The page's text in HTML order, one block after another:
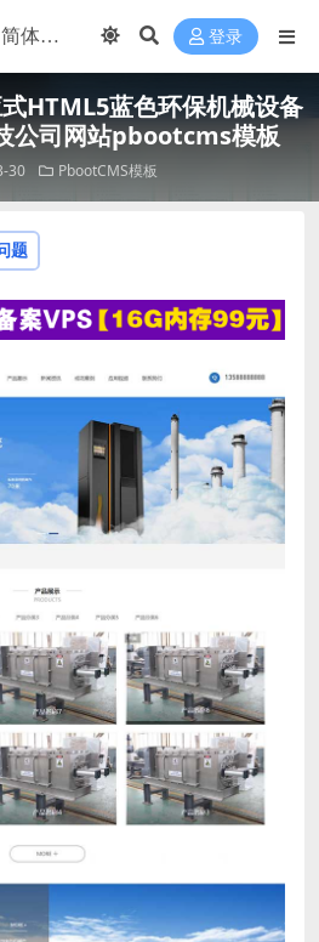
登录
HTML5蓝色环保机械设备
公司网站pbootcms模板
30 PbootCMS模板
题